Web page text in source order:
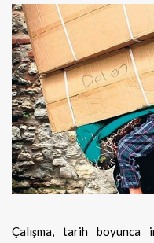
Çalışma, tarih boyunca